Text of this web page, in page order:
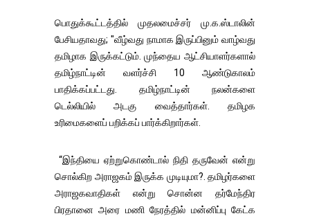
பொதுக்கூட்டத்தில் முதலமைச்சர் மு.க.ஸ்டாலின்
பேசியதாவது; "வீழ்வது நாமாக இருப்பினும் வாழ்வது
தமிழாக இருக்கட்டும். முந்தைய ஆட்சியாளர்களால்
தமிழ்நாட்டின் வளர்ச்சி 10 ஆண்டுகாலம்
பாதிக்கப்பட்டது. தமிழ்நாட்டின் நலன்களை
டெல்லியில் அடகு வைத்தார்கள். தமிழக
உரிமைகளைப் பறிக்கப் பார்க்கிறார்கள்.
“இந்தியை ஏற்றுகொண்டால் நிதி தருவேன் என்று
சொல்கிற அராஜகம் இருக்க முடியுமா?. தமிழர்களை
அராஜகவாதிகள் என்று சொன்ன தர்மேந்திர
பிரதானை அரை மணி நேரத்தில் மன்னிப்பு கேட்க